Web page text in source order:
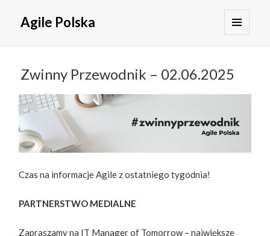
Agile Polska
WIDGETY
Zwinny Przewodnik – 02.06.2025
Czas na informacje Agile z ostatniego tygodnia!
PARTNERSTWO MEDIALNE
Zapraszamy na IT Manager of Tomorrow – największe